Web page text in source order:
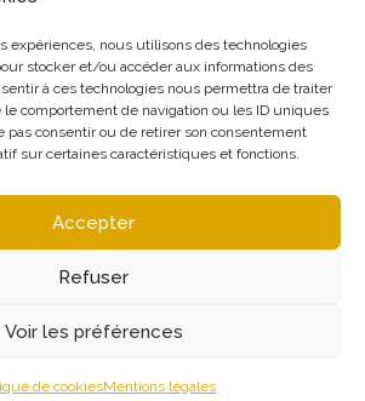
expériences, nous utilisons des technologies
stocker et/ou accéder aux informations des
à ces technologies nous permettra de traiter
comportement de navigation ou les ID uniques
pas consentir ou de retirer son consentement
sur certaines caractéristiques et fonctions.
Accepter
Refuser
Voir les préférences
de cookiesMentions légales
35400 Saint-Malo
Politique de confidentialité